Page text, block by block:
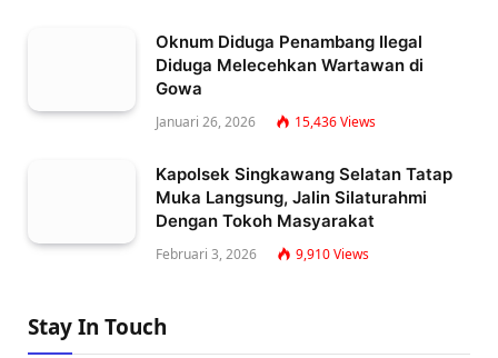
Oknum Diduga Penambang Ilegal
Diduga Melecehkan Wartawan di
Gowa
Januari 26, 2026 15,436Views
Kapolsek Singkawang Selatan Tatap
Muka Langsung, Jalin Silaturahmi
Dengan Tokoh Masyarakat
Februari 3, 2026 9,910Views
Stay In Touch